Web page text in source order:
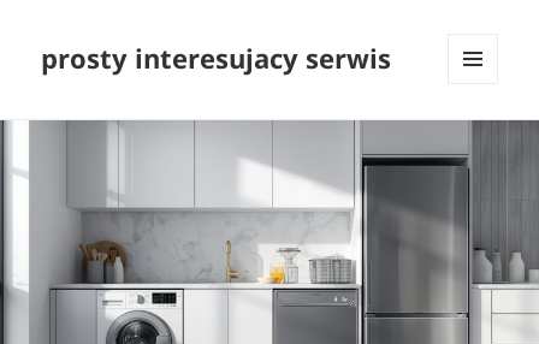
prosty interesujacy serwis